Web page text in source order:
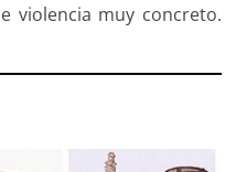
violencia muy concreto.